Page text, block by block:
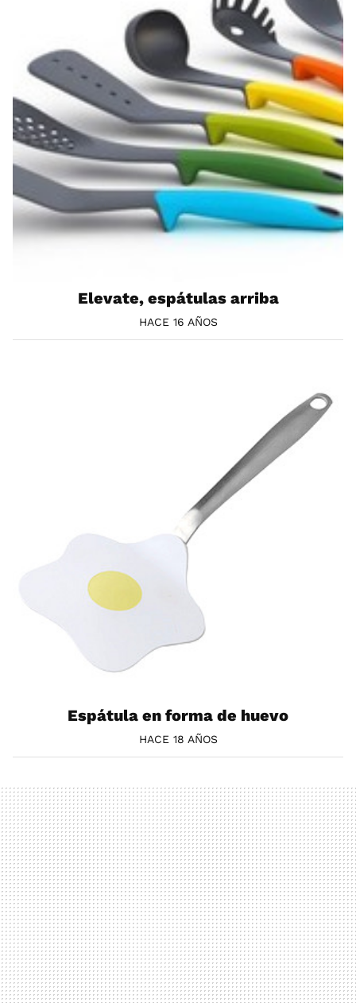
Elevate, espátulas arriba
HACE 16 AÑOS
Espátula en forma de huevo
HACE 18 AÑOS